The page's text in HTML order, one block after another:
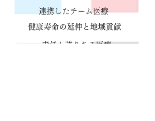
連携したチーム医療
健康寿命の延伸と地域貢献
責任と誇りある医療